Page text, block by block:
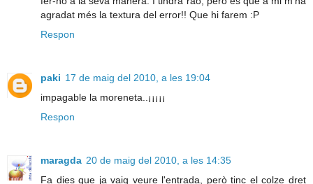
agradat més la textura del error!! Que hi farem :P
Respon
paki 17 de maig del 2010, a les 19:04
impagable la moreneta..¡¡¡¡¡
Respon
maragda 20 de maig del 2010, a les 14:35
Fa dies que ja vaig veure l'entrada, però tinc el colze dret